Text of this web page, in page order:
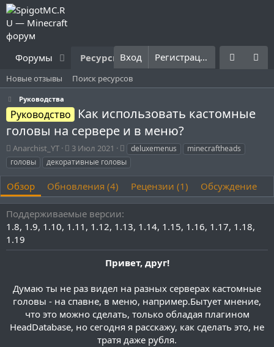
Форумы Ресурсы Что нового? Правила
Вход Регистрация
Новые отзывы Поиск ресурсов
Руководства
Руководство
Как использовать кастомные
головы на сервере и в меню?
А
в
т
о
р
Anarchist_YT
Д
а
т
с
о
з
д
3 Июл 2021
Т
е
г
deluxemenus
minecraftheads
головы
декоративные головы
Обзор Обновления (4) Рецензии (1) Обсуждение
Поддерживаемые версии
1.8 1.9 1.10 1.11 1.12 1.13 1.14 1.15 1.16 1.17 1.18
1.19
Привет, друг!
Думаю ты не раз видел на разных серверах кастомные
головы - на спавне, в меню, например.Бытует мнение,
что это можно сделать, только обладая плагином
HeadDatabase, но сегодня я расскажу, как сделать это, не
тратя даже рубля.